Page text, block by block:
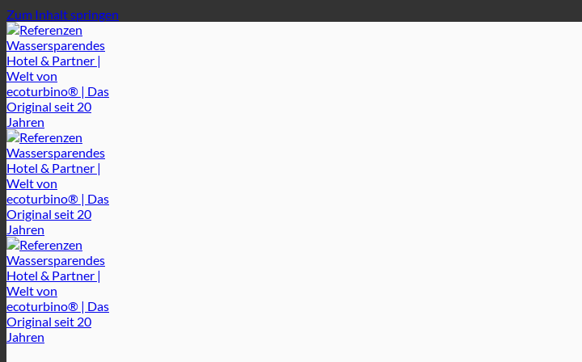
Zum Inhalt springen